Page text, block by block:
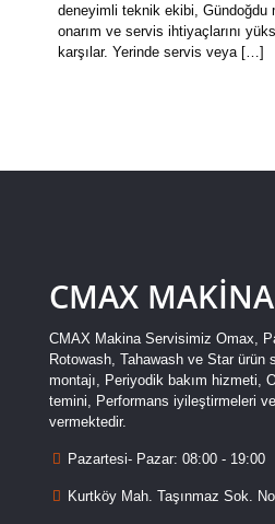
deneyimli teknik ekibi, Gündoğdu
onarım ve servis ihtiyaçlarını
karşılar. Yerinde servis veya[…]
CMAX MAKİNA
CMAX Makina Servisimiz Omax,
Rotowash, Tahawash ve Star ürün
montajı, Periyodik bakım hizmeti,
temini, Performans iyileştirmeleri
vermektedir.
Pazartesi- Pazar: 08:00 - 19:00
Kurtköy Mah. Taşınmaz Sok.